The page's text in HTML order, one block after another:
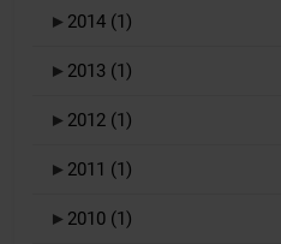
► 2014 (1)
► 2013 (1)
► 2012 (1)
► 2011 (1)
► 2010 (1)